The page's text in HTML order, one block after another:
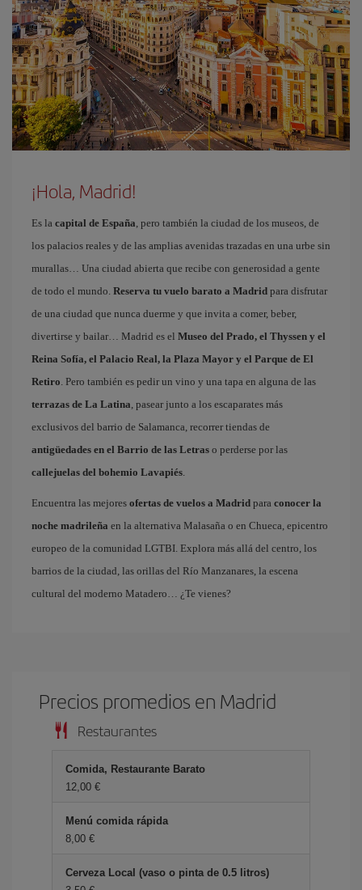
¡Hola, Madrid!
Es la capital de España, pero también la ciudad de los museos, de
los palacios reales y de las amplias avenidas trazadas en una urbe sin
murallas… Una ciudad abierta que recibe con generosidad a gente
de todo el mundo. Reserva tu vuelo barato a Madrid para disfrutar
de una ciudad que nunca duerme y que invita a comer, beber,
divertirse y bailar… Madrid es el Museo del Prado, el Thyssen y el
Reina Sofía, el Palacio Real, la Plaza Mayor y el Parque de El
Retiro. Pero también es pedir un vino y una tapa en alguna de las
terrazas de La Latina, pasear junto a los escaparates más
exclusivos del barrio de Salamanca, recorrer tiendas de
antigüedades en el Barrio de las Letras o perderse por las
callejuelas del bohemio Lavapiés.
Encuentra las mejores ofertas de vuelos a Madrid para conocer la
noche madrileña en la alternativa Malasaña o en Chueca, epicentro
europeo de la comunidad LGTBI. Explora más allá del centro, los
barrios de la ciudad, las orillas del Río Manzanares, la escena
cultural del moderno Matadero… ¿Te vienes?
Precios promedios en Madrid
Restaurantes
Comida, Restaurante Barato
12,00 €
Menú comida rápida
8,00 €
Cerveza Local (vaso o pinta de 0.5 litros)